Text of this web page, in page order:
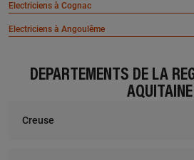
Electriciens à Cognac
Electriciens à Angoulême
DÉPARTEMENTS DE LA
AQUITAINE
Creuse